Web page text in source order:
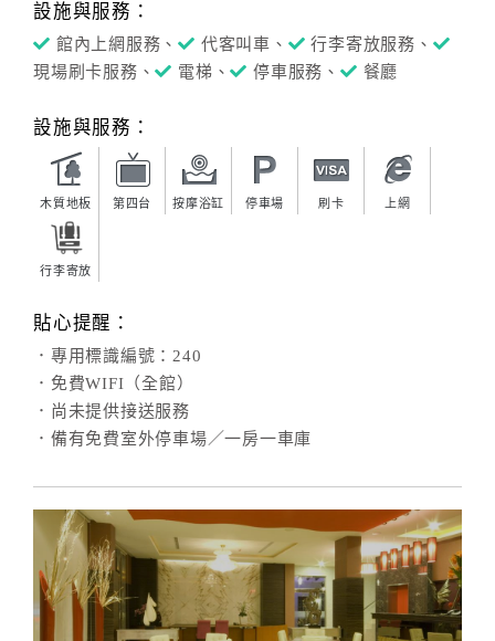
設施與服務：
館內上網服務、 代客叫車、
行李寄放服務、
現場刷卡服務、
電梯、 停車服務、 餐廳
設施與服務：
木質地板 第四台 按摩浴缸 停車場 刷卡 上網
行李寄放
貼心提醒：
．專用標識編號：240
．免費WIFI（全館）
．尚未提供接送服務
．備有免費室外停車場／一房一車庫